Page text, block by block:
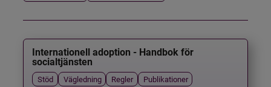
Internationell adoption - Handbok för
socialtjänsten
Stöd Vägledning Regler Publikationer